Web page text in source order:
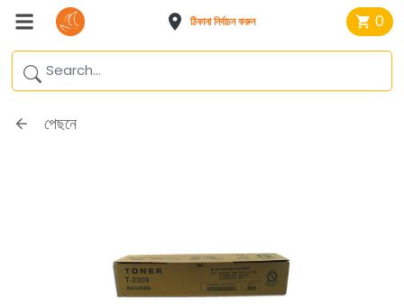
ঠিকানা নির্বাচন করুন 0
পেছনে